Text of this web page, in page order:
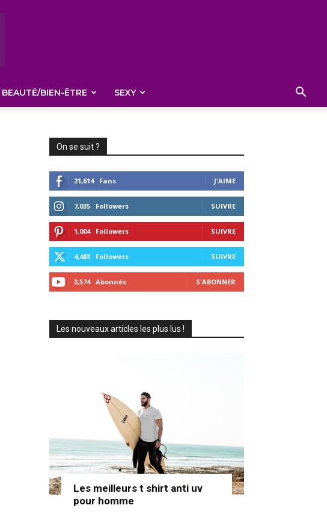
BEAUTÉ/BIEN-ÊTRE SEXY
On se suit ?
21,614 Fans J'AIME
7,035 Followers SUIVRE
1,004 Followers SUIVRE
4,483 Followers SUIVRE
3,574 Abonnés S'ABONNER
Les nouveaux articles les plus lus !
Les meilleurs t shirt anti uv
pour homme